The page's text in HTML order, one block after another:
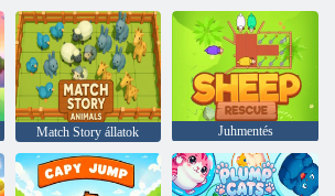
Match Story állatok Juhmentés